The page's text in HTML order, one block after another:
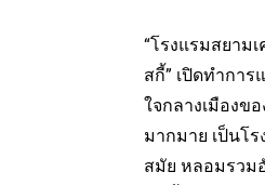
“โรงแรมสยาม
สกี้” เปิดทำกา
ใจกลางเมืองข
มากมาย เป็นโ
สมัย หลอมรวม